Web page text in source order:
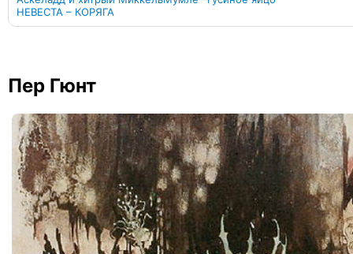
НЕВЕСТА – КОРЯГА
Пер Гюнт